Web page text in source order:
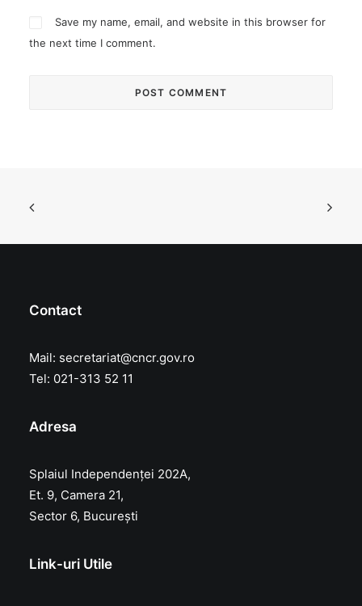
Save my name, email, and website in this browser for
the next time I comment.
Contact
Mail: secretariat@cncr.gov.ro
Tel: 021-313 52 11
Adresa
Splaiul Independenței 202A,
Et. 9, Camera 21,
Sector 6, București
Link-uri Utile